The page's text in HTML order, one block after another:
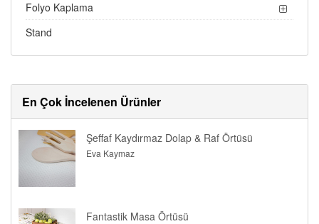
Folyo Kaplama
Stand
En Çok İncelenen Ürünler
Şeffaf Kaydırmaz Dolap & Raf Örtüsü
Eva Kaymaz
Fantastik Masa Örtüsü